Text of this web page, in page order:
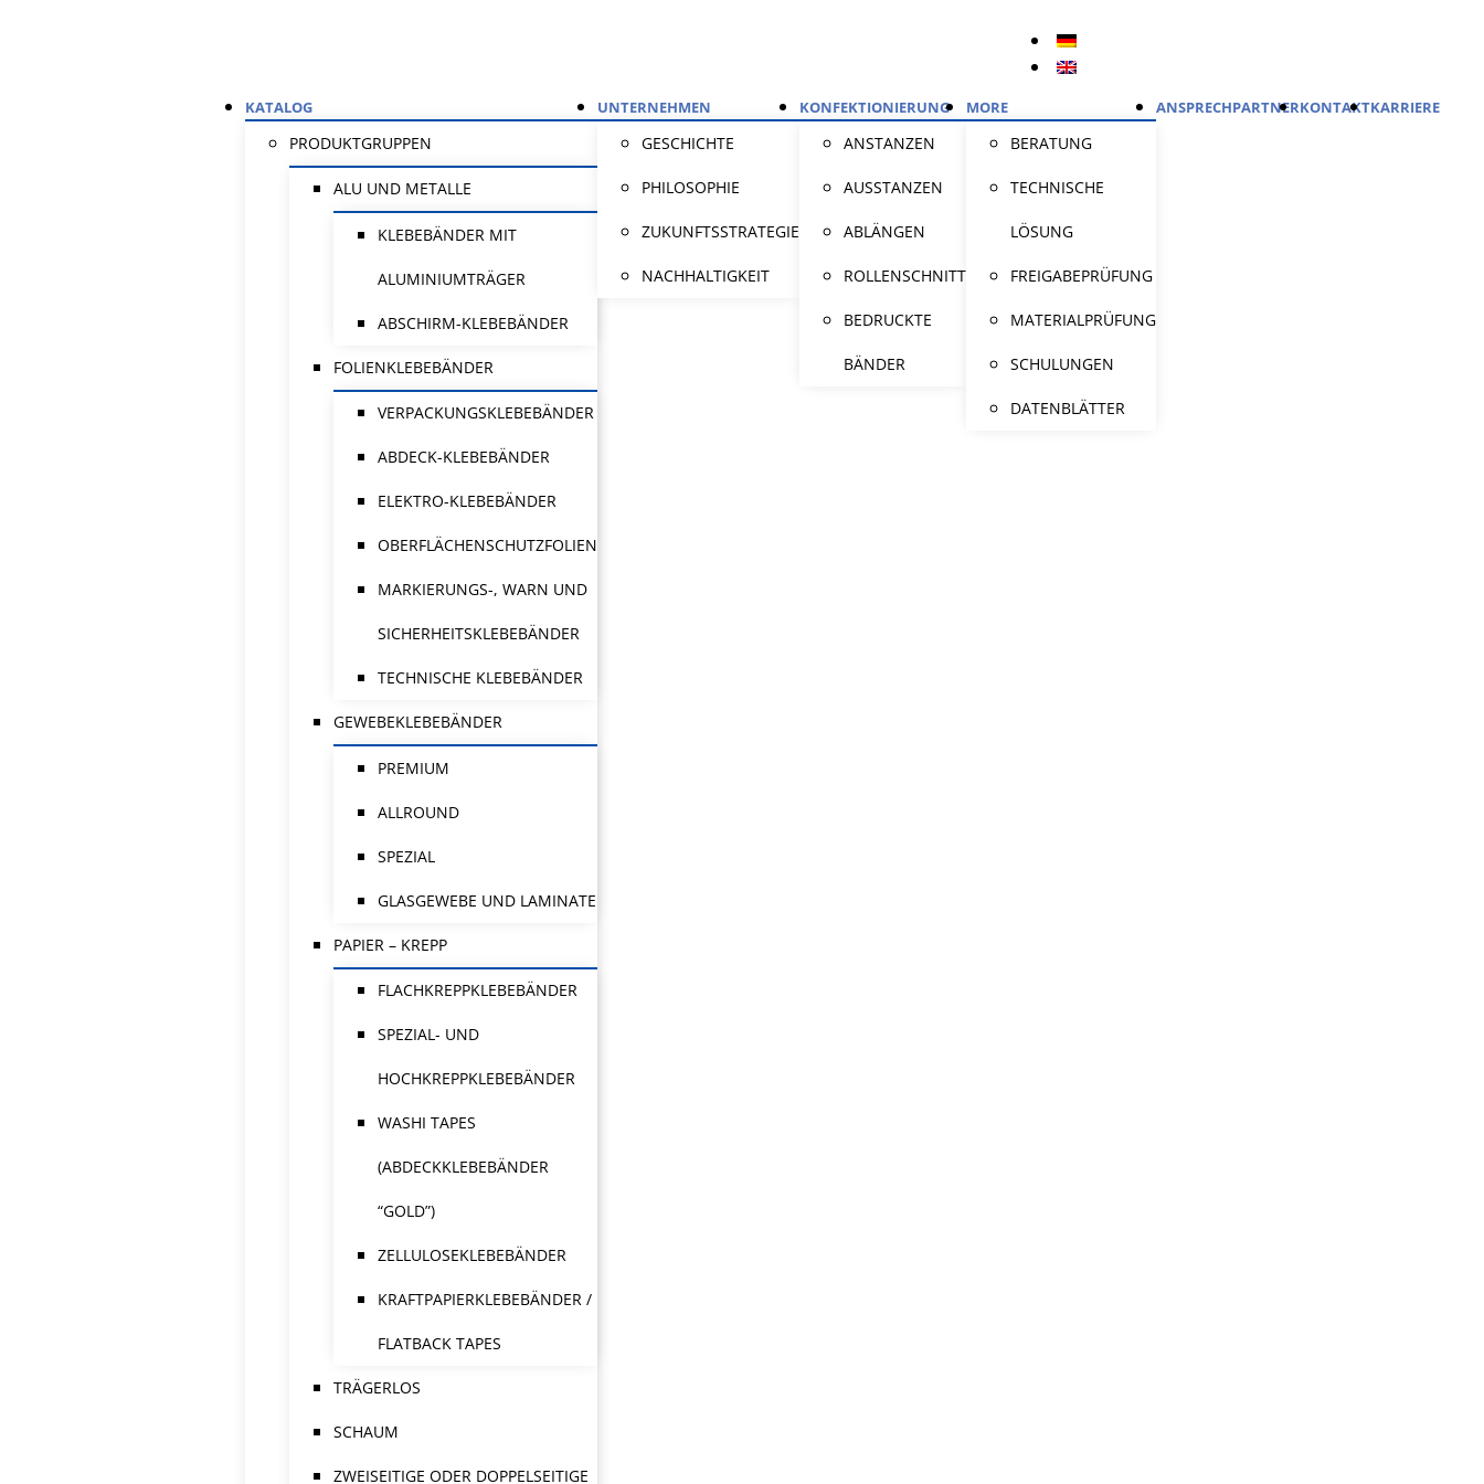
KATALOG
PRODUKTGRUPPEN
ALU UND METALLE
KLEBEBÄNDER MIT
ALUMINIUMTRÄGER
ABSCHIRM-KLEBEBÄNDER
FOLIENKLEBEBÄNDER
VERPACKUNGSKLEBEBÄNDER
ABDECK-KLEBEBÄNDER
ELEKTRO-KLEBEBÄNDER
OBERFLÄCHENSCHUTZFOLIEN
MARKIERUNGS-, WARN UND
SICHERHEITSKLEBEBÄNDER
TECHNISCHE KLEBEBÄNDER
GEWEBEKLEBEBÄNDER
PREMIUM
ALLROUND
SPEZIAL
GLASGEWEBE UND LAMINATE
PAPIER – KREPP
FLACHKREPPKLEBEBÄNDER
SPEZIAL- UND
HOCHKREPPKLEBEBÄNDER
WASHI TAPES
(ABDECKKLEBEBÄNDER
“GOLD”)
ZELLULOSEKLEBEBÄNDER
KRAFTPAPIERKLEBEBÄNDER /
FLATBACK TAPES
TRÄGERLOS
SCHAUM
ZWEISEITIGE ODER DOPPELSEITIGE
UNTERNEHMEN
GESCHICHTE
PHILOSOPHIE
ZUKUNFTSSTRATEGIE
NACHHALTIGKEIT
KONFEKTIONIERUNG
ANSTANZEN
AUSSTANZEN
ABLÄNGEN
ROLLENSCHNITT
BEDRUCKTE
BÄNDER
MORE
BERATUNG
TECHNISCHE
LÖSUNG
FREIGABEPRÜFUNG
MATERIALPRÜFUNG
SCHULUNGEN
DATENBLÄTTER
ANSPRECHPARTNERKONTAKTKARRIERE